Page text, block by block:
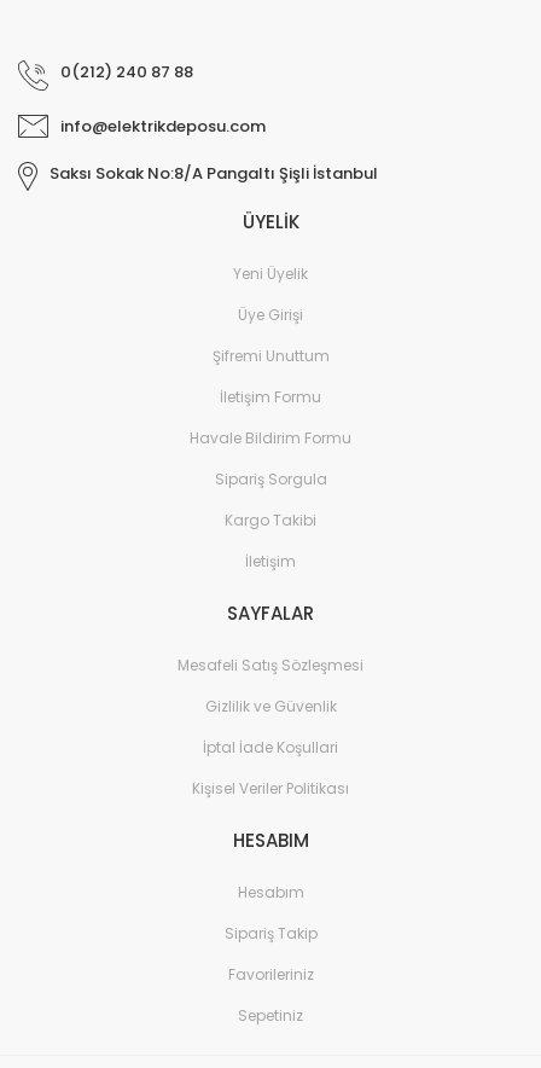
0(212) 240 87 88
info@elektrikdeposu.com
Saksı Sokak No:8/A Pangaltı Şişli İstanbul
ÜYELİK
Yeni Üyelik
Üye Girişi
Şifremi Unuttum
İletişim Formu
Havale Bildirim Formu
Sipariş Sorgula
Kargo Takibi
İletişim
SAYFALAR
Mesafeli Satış Sözleşmesi
Gizlilik ve Güvenlik
İptal İade Koşullari
Kişisel Veriler Politikası
HESABIM
Hesabım
Sipariş Takip
Favorileriniz
Sepetiniz